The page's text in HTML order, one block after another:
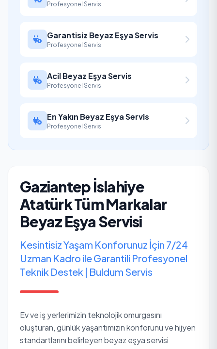
Profesyonel Servis
Garantisiz Beyaz Eşya Servis
Profesyonel Servis
Acil Beyaz Eşya Servis
Profesyonel Servis
En Yakın Beyaz Eşya Servis
Profesyonel Servis
Gaziantep İslahiye
Atatürk Tüm Markalar
Beyaz Eşya Servisi
Kesintisiz Yaşam Konforunuz İçin 7/24
Uzman Kadro ile Garantili Profesyonel
Teknik Destek | Buldum Servis
Ev ve iş yerlerimizin teknolojik omurgasını
oluşturan, günlük yaşantımızın konforunu ve hijyen
standartlarını belirleyen beyaz eşya servisi